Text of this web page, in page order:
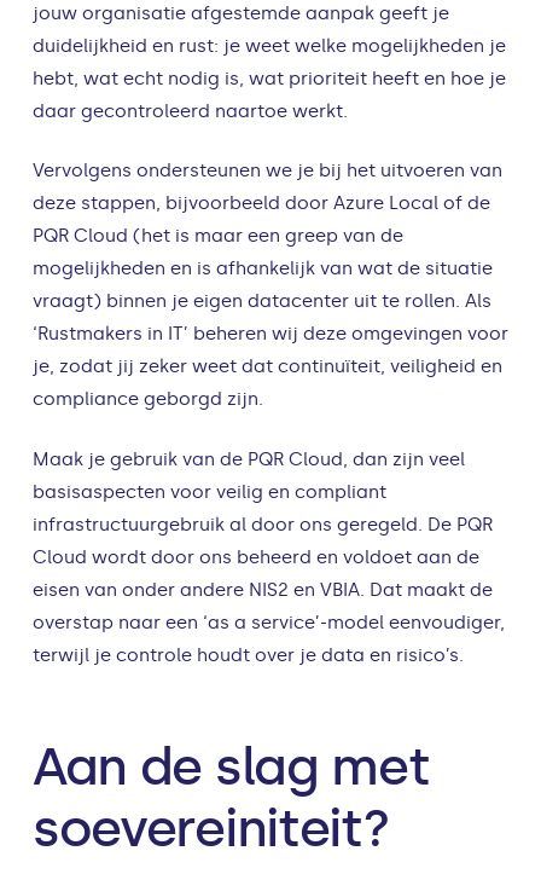
jouw organisatie afgestemde aanpak geeft je
duidelijkheid en rust: je weet welke mogelijkheden je
hebt, wat echt nodig is, wat prioriteit heeft en hoe je
daar gecontroleerd naartoe werkt.
Vervolgens ondersteunen we je bij het uitvoeren van
deze stappen, bijvoorbeeld door Azure Local of de
PQR Cloud (het is maar een greep van de
mogelijkheden en is afhankelijk van wat de situatie
vraagt) binnen je eigen datacenter uit te rollen. Als
‘Rustmakers in IT’ beheren wij deze omgevingen voor
je, zodat jij zeker weet dat continuïteit, veiligheid en
compliance geborgd zijn.
Maak je gebruik van de PQR Cloud, dan zijn veel
basisaspecten voor veilig en compliant
infrastructuurgebruik al door ons geregeld. De PQR
Cloud wordt door ons beheerd en voldoet aan de
eisen van onder andere NIS2 en VBIA. Dat maakt de
overstap naar een ‘as a service’-model eenvoudiger,
terwijl je controle houdt over je data en risico’s.
Aan de slag met
soevereiniteit?